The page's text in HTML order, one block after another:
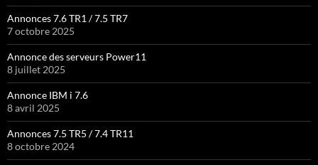
Annonces 7.6 TR1 / 7.5 TR7
7 octobre 2025
Annonce des serveurs Power11
8 juillet 2025
Annonce IBM i 7.6
8 avril 2025
Annonces 7.5 TR5 / 7.4 TR11
8 octobre 2024